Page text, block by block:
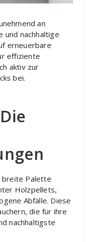
an
und nachhaltige
erneuerbare
effiziente
aktiv zur
bei.
breite Palette
Holzpellets,
Abfälle. Diese
die für ihre
nachhaltigste